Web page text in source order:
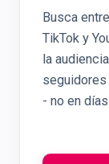
Busca
TikTok y
la
seguidores
- no en